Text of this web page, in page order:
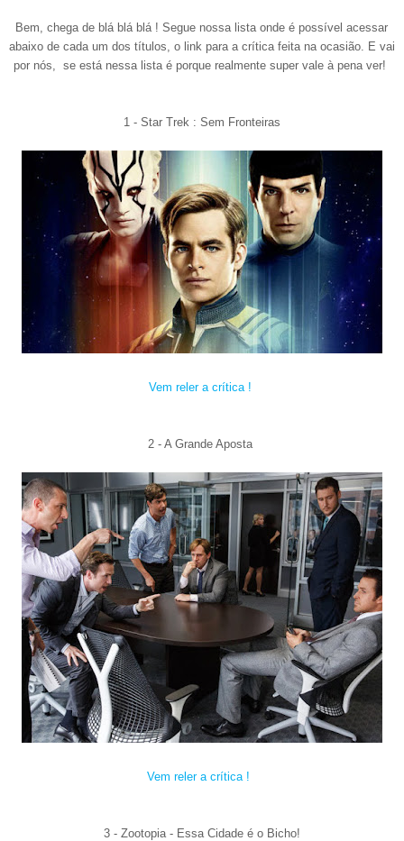
Bem, chega de blá blá blá ! Segue nossa lista onde é possível acessar
abaixo de cada um dos títulos, o link para a crítica feita na ocasião. E vai
por nós, se está nessa lista é porque realmente super vale à pena ver!
1 - Star Trek : Sem Fronteiras
Vem reler a crítica !
2 - A Grande Aposta
Vem reler a crítica !
3 - Zootopia - Essa Cidade é o Bicho!